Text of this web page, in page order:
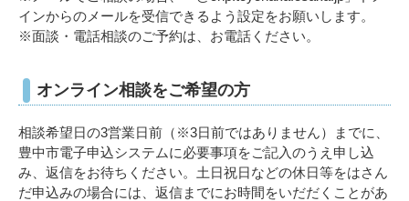
インからのメールを受信できるよう設定をお願いします。
※面談・電話相談のご予約は、お電話ください。
オンライン相談をご希望の方
相談希望日の3営業日前（※3日前ではありません）までに、
豊中市電子申込システムに必要事項をご記入のうえ申し込
み、返信をお待ちください。土日祝日などの休日等をはさん
だ申込みの場合には、返信までにお時間をいだだくことがあ